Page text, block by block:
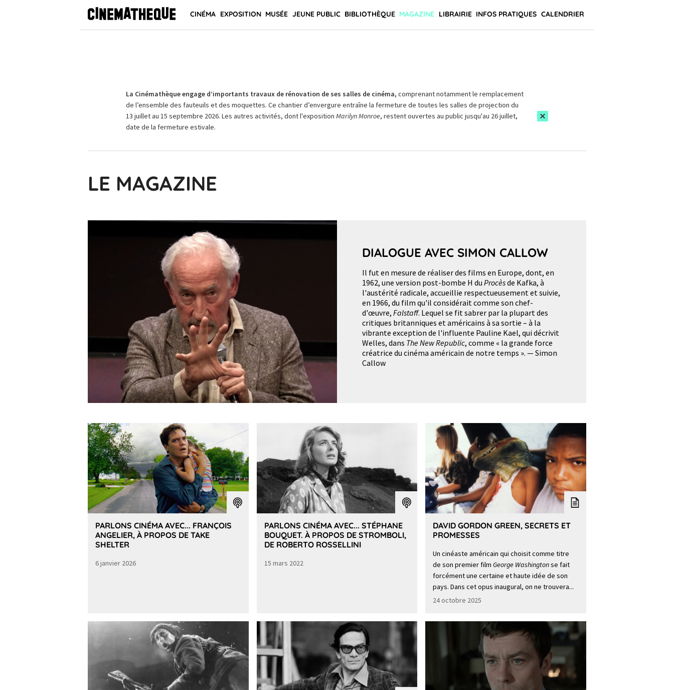
CINÉMA EXPOSITION MUSÉE JEUNE PUBLIC BIBLIOTHÈQUE MAGAZINE LIBRAIRIE INFOS PRATIQUES CALENDRIER
La Cinémathèque engage d’importants travaux de rénovation de ses salles de cinéma, comprenant notamment le remplacement
de l’ensemble des fauteuils et des moquettes. Ce chantier d’envergure entraîne la fermeture de toutes les salles de projection du
13 juillet au 15 septembre 2026. Les autres activités, dont l'exposition Marilyn Monroe, restent ouvertes au public jusqu'au 26 juillet,
date de la fermeture estivale.
LE MAGAZINE
DIALOGUE AVEC SIMON CALLOW
Il fut en mesure de réaliser des films en Europe, dont, en
1962, une version post-bombe H du Procèsde Kafka, à
l'austérité radicale, accueillie respectueusement et suivie,
en 1966, du film qu'il considérait comme son chef-
d'œuvre, Falstaff. Lequel se fit sabrer par la plupart des
critiques britanniques et américains à sa sortie – à la
vibrante exception de l'influente Pauline Kael, qui décrivit
Welles, dans The New Republic, comme « la grande force
créatrice du cinéma américain de notre temps ». — Simon
Callow
PARLONS CINÉMA AVEC... FRANÇOIS
ANGELIER, À PROPOS DE TAKE
SHELTER
6 janvier 2026
PARLONS CINÉMA AVEC... STÉPHANE
BOUQUET. À PROPOS DE STROMBOLI,
DE ROBERTO ROSSELLINI
15 mars 2022
DAVID GORDON GREEN, SECRETS ET
PROMESSES
Un cinéaste américain qui choisit comme titre
de son premier filmGeorge Washingtonse fait
forcément une certaine et haute idée de son
pays. Dans cet opus inaugural, on ne trouvera...
24 octobre 2025